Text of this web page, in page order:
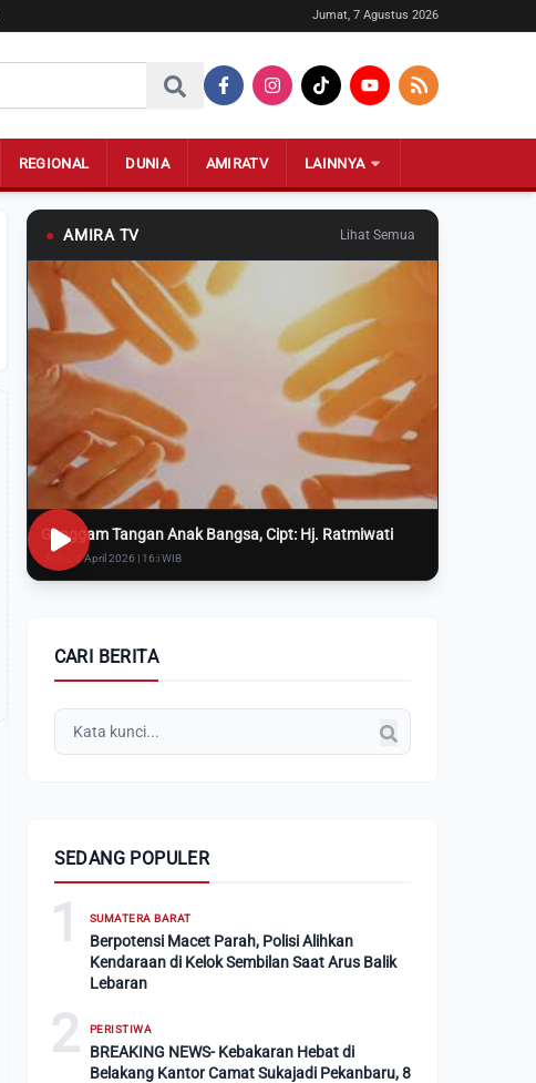
Jumat, 7 Agustus 2026
REGIONAL DUNIA AMIRATV LAINNYA
● AMIRA TV Lihat Semua
Genggam Tangan Anak Bangsa, Cipt: Hj. Ratmiwati
Rabu, 8 April 2026 | 16:i WIB
CARI BERITA
SEDANG POPULER
1 SUMATERA BARAT
Berpotensi Macet Parah, Polisi Alihkan
Kendaraan di Kelok Sembilan Saat Arus Balik
Lebaran
2 PERISTIWA
BREAKING NEWS- Kebakaran Hebat di
Belakang Kantor Camat Sukajadi Pekanbaru, 8